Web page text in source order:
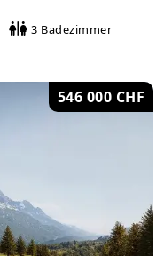
3 Badezimmer
546 000 CHF